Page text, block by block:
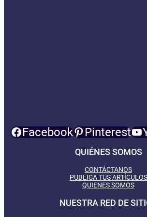
Facebook Pinterest
QUIÉNES SOMOS
CONTÁCTANOS
PUBLICA TUS ARTÍCULOS
QUIENES SOMOS
NUESTRA RED DE